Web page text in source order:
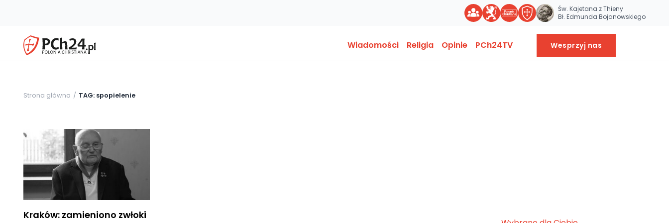
Św. Kajetana z Thieny
Bł. Edmunda Bojanowskiego
Wiadomości Religia Opinie PCh24TV Wesprzyj nas
Strona główna TAG: spopielenie
Kraków: zamieniono zwłoki